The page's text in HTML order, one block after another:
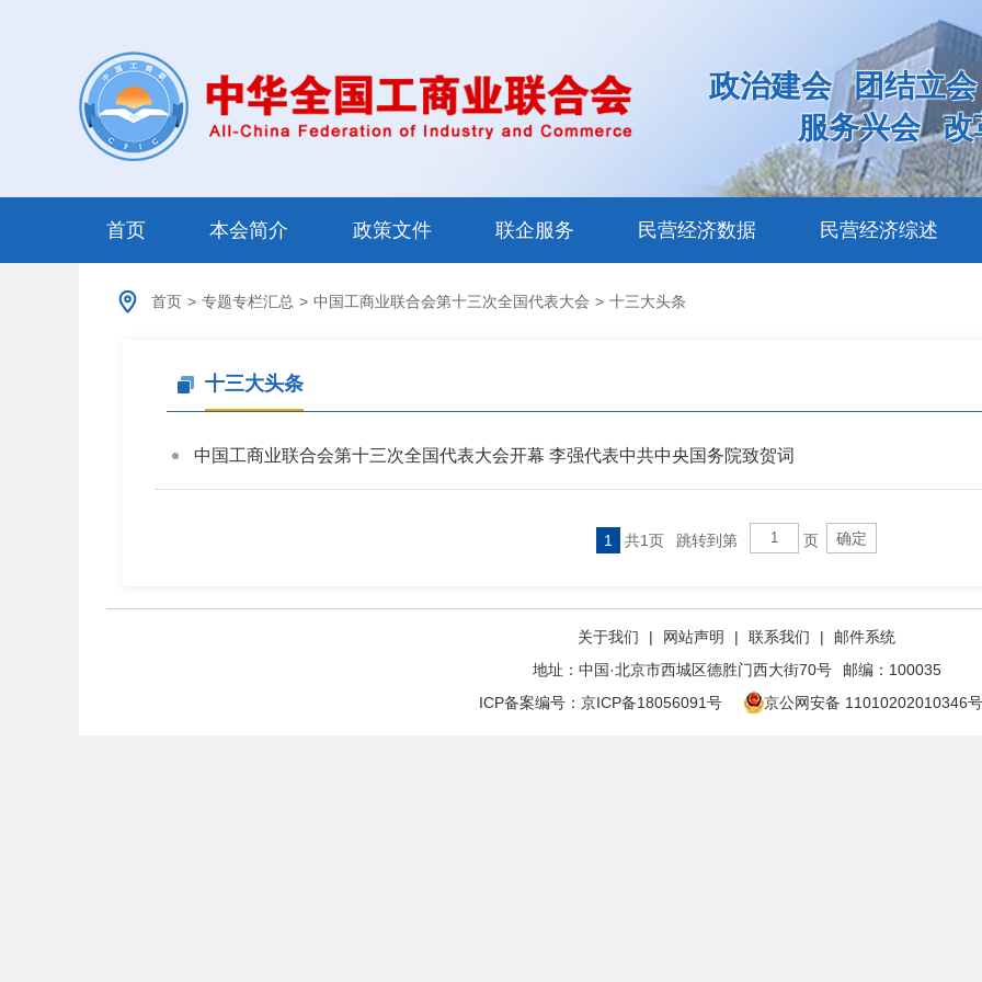
政治建会 团结立会
服务兴会 改
首页 本会简介 政策文件 联企服务 民营经济数据 民营经济综述
首页 > 专题专栏汇总 > 中国工商业联合会第十三次全国代表大会 > 十三大头条
十三大头条
中国工商业联合会第十三次全国代表大会开幕 李强代表中共中央国务院致贺词
1 共1页 跳转到第 页
关于我们 | 网站声明 | 联系我们 |
邮件系统
地址：中国·北京市西城区德胜门西大街70号
邮编：100035
ICP备案编号： 京ICP备18056091号 京公网安备 11010202010346号